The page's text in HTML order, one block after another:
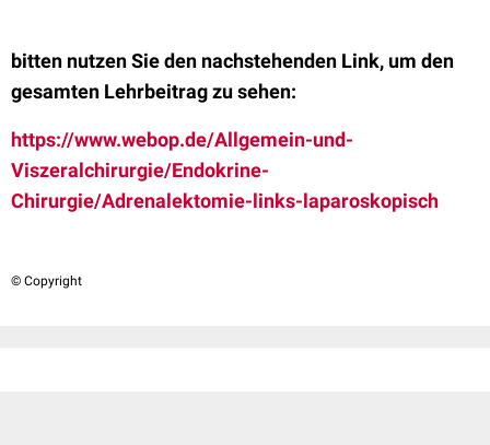
bitten nutzen Sie den nachstehenden Link, um den
gesamten Lehrbeitrag zu sehen:
https://www.webop.de/Allgemein-und-
Viszeralchirurgie/Endokrine-
Chirurgie/Adrenalektomie-links-laparoskopisch
© Copyright